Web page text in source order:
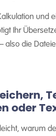
und
Ihr
also die
oder
warum